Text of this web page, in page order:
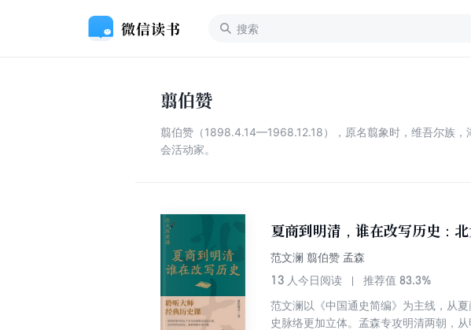
翦伯赞
翦伯赞（1898.4.14—1968.12.18），原名翦象时，维吾尔族，
会活动家。
夏商到明清，谁在改写历史：
范文澜 翦伯赞 孟森
13 人今日阅读 推荐值 83.3%
范文澜以《中国通史简编》为主线，从
史脉络更加立体。孟森专攻明清两朝，